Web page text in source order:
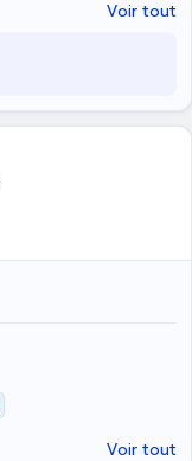
Voir tout
Voir tout